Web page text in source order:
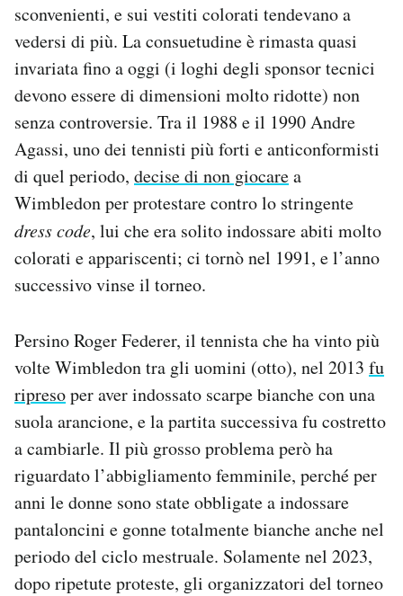
sconvenienti, e sui vestiti colorati tendevano a
vedersi di più. La consuetudine è rimasta quasi
invariata fino a oggi (i loghi degli sponsor tecnici
devono essere di dimensioni molto ridotte) non
senza controversie. Tra il 1988 e il 1990 Andre
Agassi, uno dei tennisti più forti e anticonformisti
di quel periodo, decise di non giocarea
Wimbledon per protestare contro lo stringente
dress code, lui che era solito indossare abiti molto
colorati e appariscenti; ci tornò nel 1991, e l’anno
successivo vinse il torneo.
Persino Roger Federer, il tennista che ha vinto più
volte Wimbledon tra gli uomini (otto), nel 2013 fu
ripresoper aver indossato scarpe bianche con una
suola arancione, e la partita successiva fu costretto
a cambiarle. Il più grosso problema però ha
riguardato l’abbigliamento femminile, perché per
anni le donne sono state obbligate a indossare
pantaloncini e gonne totalmente bianche anche nel
periodo del ciclo mestruale. Solamente nel 2023,
dopo ripetute proteste, gli organizzatori del torneo